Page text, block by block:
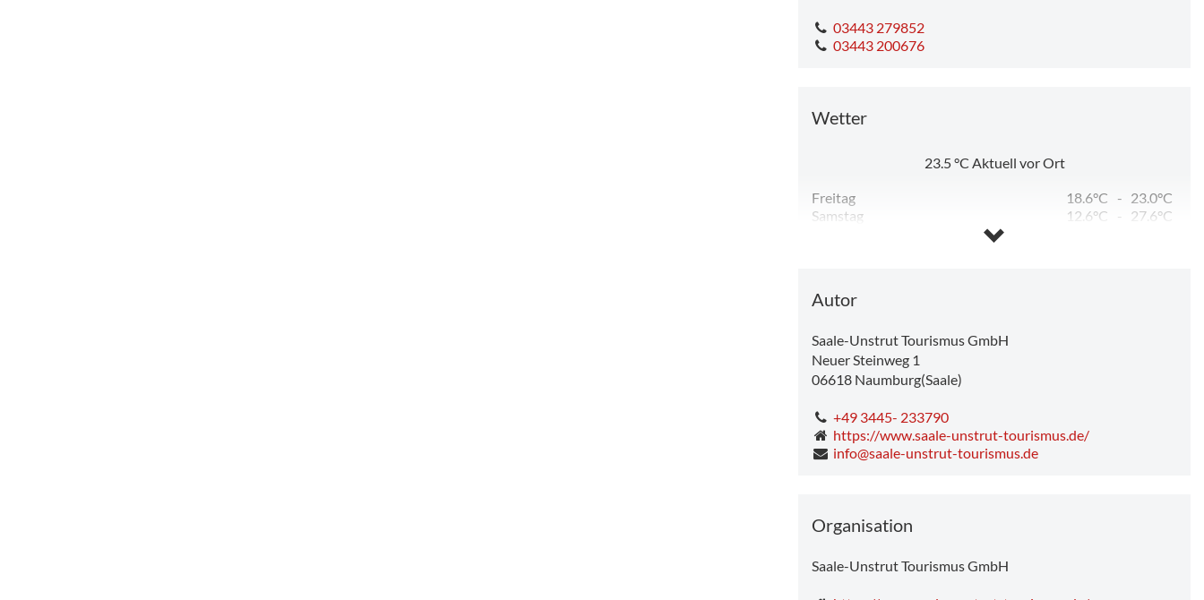
03443 279852
03443 200676
Wetter
23.5°C Aktuell vor Ort
Freitag 18.6°C - 23.0°C
Samstag
12.6°C -
27.6°C
Autor
Saale-Unstrut Tourismus GmbH
Neuer Steinweg 1
06618 Naumburg(Saale)
+49 3445- 233790
https://www.saale-unstrut-tourismus.de/
info@saale-unstrut-tourismus.de
Organisation
Saale-Unstrut Tourismus GmbH